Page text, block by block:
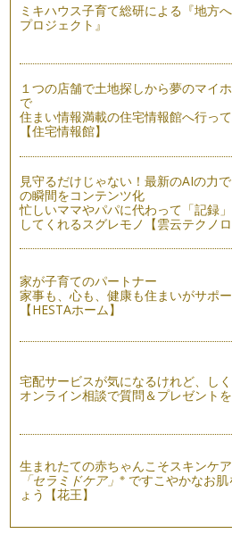
子育てがラクになる親子近居
結婚後、親子の住居は「スープの冷
ら言われてきました。 近く…
リビングイン階段が子育てにいい理由
家を建てるなら「リビングイン階段
りませんか？ リビングイン階段と
乳幼児にとって危険な室内
子どもが生まれてから、家の中にい
所が出てきました。最初はハイハイ
マイホーム選びで重視することの
挙げられます。通勤や通学の便、買
リビングは1階と2階どちらにする!?
マイホームを建てるなら「家族で
ングがほしい」と、誰もが思うもの
マイホーム取得の最適なタイミング
新年を迎え、年賀状のなかに「転居
先日、一戸建て住宅メーカーの資料
っくり読んでみると、メーカーごと
ミキハウス子育て総研による『地方
プロジェクト』
１つの店舗で土地探しから夢のマイ
で
住まい情報満載の住宅情報館へ行って
【住宅情報館】
見守るだけじゃない！最新のAIの力
の瞬間をコンテンツ化
忙しいママやパパに代わって「記録」
してくれるスグレモノ【雲云テクノロ
家が子育てのパートナー
家事も、心も、健康も住まいがサポー
【HESTAホーム】
宅配サービスが気になるけれど、し
オンライン相談で質問＆プレゼント
生まれたての赤ちゃんこそスキンケ
「セラミドケア」※ ですこやかなお肌
ょう【花王】